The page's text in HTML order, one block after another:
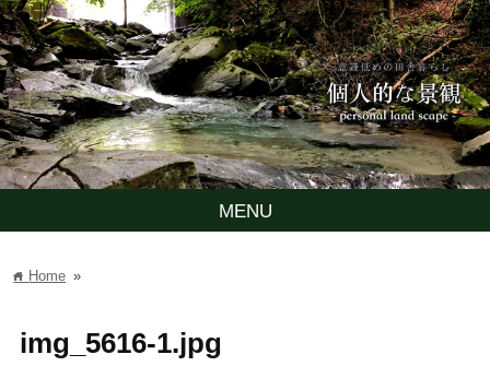
MENU
home Home »
img_5616-1.jpg